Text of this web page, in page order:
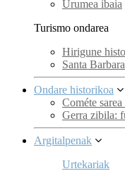
Urumea ibaia
Turismo ondarea
Hirigune
Santa
Ondare historikoa
Cométe
Gerra zibila:
Argitalpenak
Urtekariak